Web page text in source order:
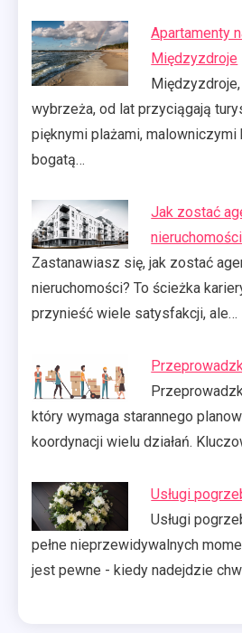
Apartamenty
Międzyzdroje
wybrzeża, od lat przyciągają
pięknymi plażami, malowniczymi
bogatą…
Jak zostać
nieruchomości
Zastanawiasz się, jak zostać
nieruchomości? To ścieżka
przynieść wiele satysfakcji, ale…
który wymaga starannego
koordynacji wielu działań.
Usługi
Usługi
pełne nieprzewidywalnych
jest pewne - kiedy nadejdzie